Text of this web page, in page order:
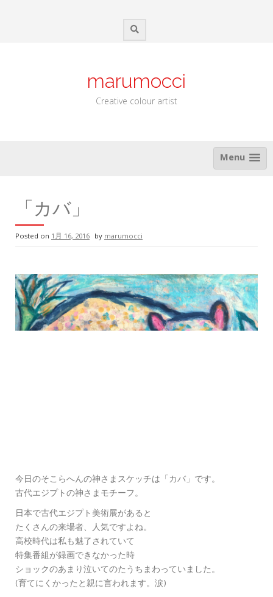
marumocci
Creative colour artist
Menu
「カバ」
Posted on 1月 16, 2016 bymarumocci
今日のそこらへんの神さまスケッチは「カバ」です。
古代エジプトの神さまモチーフ。
日本で古代エジプト美術展があると
たくさんの来場者、人気ですよね。
高校時代は私も魅了されていて
特集番組が録画できなかった時
ショックのあまり泣いてのたうちまわっていました。
(育てにくかったと親に言われます。涙)